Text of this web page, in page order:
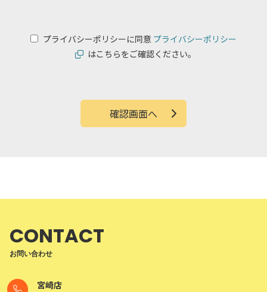
プライバシーポリシーに同意 プライバシーポリシー
はこちらをご確認ください。
確認画面へ
CONTACT
お問い合わせ
宮崎店